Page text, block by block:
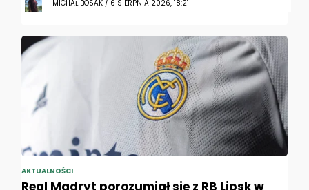
MICHAŁ BOSAK / 6 SIERPNIA 2026, 18:21
AKTUALNOŚCI